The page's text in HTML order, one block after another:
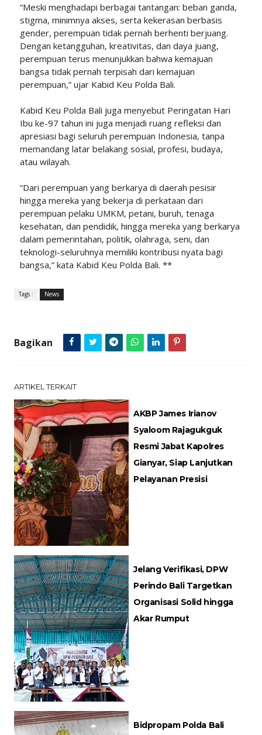
“Meski menghadapi berbagai tantangan: beban ganda,
stigma, minimnya akses, serta kekerasan berbasis
gender, perempuan tidak pernah berhenti berjuang.
Dengan ketangguhan, kreativitas, dan daya juang,
perempuan terus menunjukkan bahwa kemajuan
bangsa tidak pernah terpisah dari kemajuan
perempuan,” ujar Kabid Keu Polda Bali.
Kabid Keu Polda Bali juga menyebut Peringatan Hari
Ibu ke-97 tahun ini juga menjadi ruang refleksi dan
apresiasi bagi seluruh perempuan Indonesia, tanpa
memandang latar belakang sosial, profesi, budaya,
atau wilayah.
“Dari perempuan yang berkarya di daerah pesisir
hingga mereka yang bekerja di perkataan dari
perempuan pelaku UMKM, petani, buruh, tenaga
kesehatan, dan pendidik, hingga mereka yang berkarya
dalam pemerintahan, politik, olahraga, seni, dan
teknologi-seluruhnya memiliki kontribusi nyata bagi
bangsa,” kata Kabid Keu Polda Bali. **
Tags : News
Bagikan
ARTIKEL TERKAIT
AKBP James Irianov
Syaloom Rajagukguk
Resmi Jabat Kapolres
Gianyar, Siap Lanjutkan
Pelayanan Presisi
Jelang Verifikasi, DPW
Perindo Bali Targetkan
Organisasi Solid hingga
Akar Rumput
Bidpropam Polda Bali